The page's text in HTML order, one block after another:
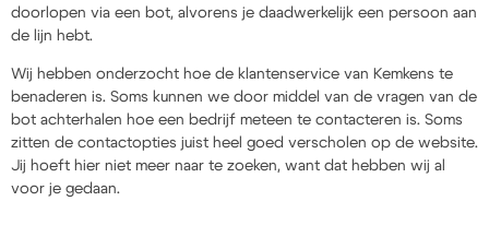
doorlopen via een bot, alvorens je daadwerkelijk een persoon aan
de lijn hebt.
Wij hebben onderzocht hoe de klantenservice van Kemkens te
benaderen is. Soms kunnen we door middel van de vragen van de
bot achterhalen hoe een bedrijf meteen te contacteren is. Soms
zitten de contactopties juist heel goed verscholen op de website.
Jij hoeft hier niet meer naar te zoeken, want dat hebben wij al
voor je gedaan.